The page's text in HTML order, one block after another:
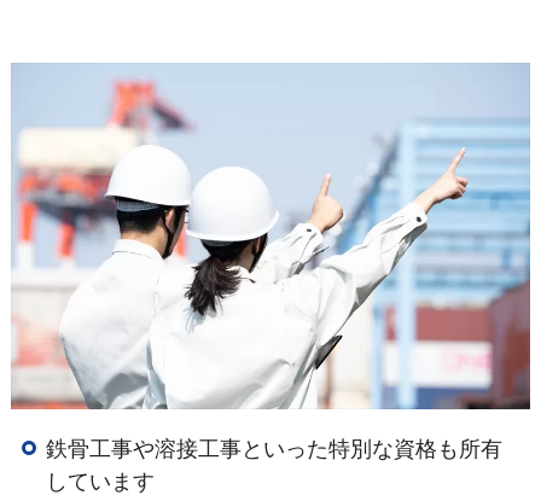
鉄骨工事や溶接工事といった特別な資格も所有
しています